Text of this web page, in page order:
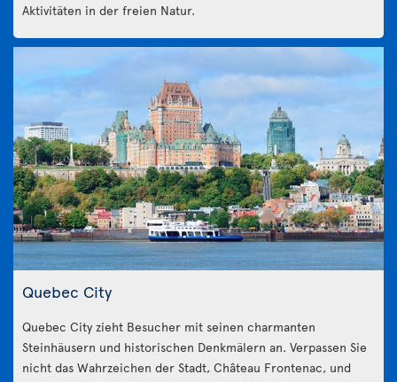
Aktivitäten in der freien Natur.
Quebec City
Quebec City zieht Besucher mit seinen charmanten
Steinhäusern und historischen Denkmälern an. Verpassen Sie
nicht das Wahrzeichen der Stadt, Château Frontenac, und